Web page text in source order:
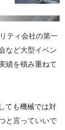
ティ会社の第一
など大型イベン
績を積み重ねて
ても機械では対
と言っていいで